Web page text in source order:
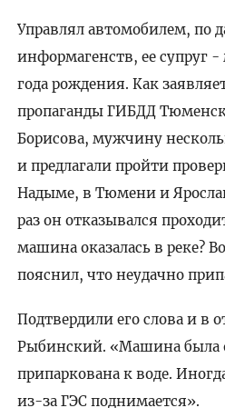
Управлял автомобилем, по
информагенств, ее супруг -
года рождения. Как
пропаганды ГИБДД
Борисова, мужчину
и предлагали пройти
Надыме, в Тюмени и
раз он отказывался
машина оказалась в реке?
пояснил, что неудачно
Подтвердили его слова и в
Рыбинский. «Машина была
припаркована к воде.
из-за ГЭС поднимается».